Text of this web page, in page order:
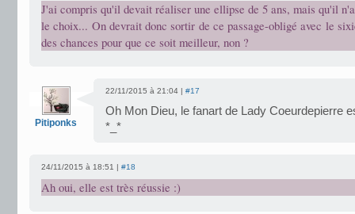
J'ai compris qu'il devait réaliser une ellipse de 5 ans, mais qu'il
le choix... On devrait donc sortir de ce passage-obligé avec le
des chances pour que ce soit meilleur, non ?
Pitiponks
22/11/2015 à 21:04 | #17
Oh Mon Dieu, le fanart de Lady Coeurdepierre
*_*
24/11/2015 à 18:51 | #18
Ah oui, elle est très réussie :)